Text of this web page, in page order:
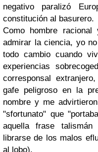
negativo paralizó
constitución al basurero.
Como hombre racional
admirar la ciencia, yo
todo cambio cuando
experiencias
corresponsal
gafe peligroso en la
nombre y me
"sfortunato" que
aquella frase
librarse de los malos
al lobo).